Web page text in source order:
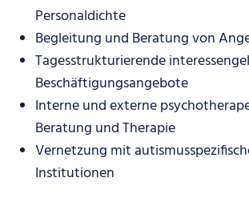
Personaldichte
Begleitung und Beratung von
Tagesstrukturierende
Beschäftigungsangebote
Interne und externe
Beratung und Therapie
Vernetzung mit
Institutionen